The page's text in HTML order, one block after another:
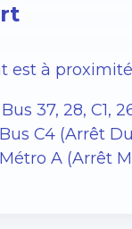
est à
37, 28, C1,
C4 (Arrêt
A (Arrêt